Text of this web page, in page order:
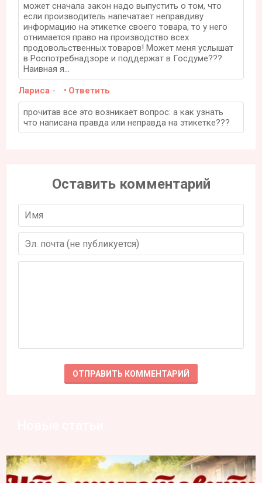
может сначала закон надо выпустить о том, что
если производитель напечатает неправдиву
информацию на этикетке своего товара, то у него
отнимается право на производство всех
продовольственных товаров! Может меня услышат
в Роспотребнадзоре и поддержат в Госдуме???
Наивная я...
Лариса - Ответить
прочитав все это возникает вопрос: а как узнать
что написана правда или неправда на этикетке???
Оставить комментарий